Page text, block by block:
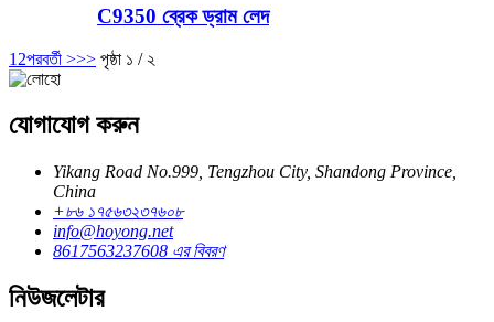
C9350 ব্রেক ড্রাম লেদ
1 2পরবর্তী >>> পৃষ্ঠা ১ / ২
যোগাযোগ করুন
Yikang Road No.999, Tengzhou City, Shandong Province,
China
+৮৬ ১৭৫৬৩২৩৭৬০৮
info@hoyong.net
8617563237608 এর বিবরণ
নিউজলেটার